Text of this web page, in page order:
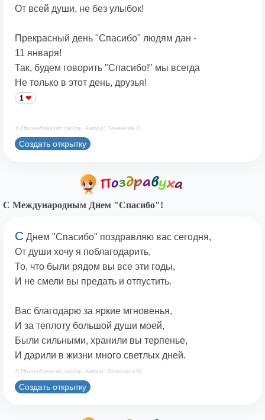
От всей души, не без улыбок!
Прекрасный день "Спасибо" людям дан -
11 января!
Так, будем говорить "Спасибо!" мы всегда
Не только в этот день, друзья!
1
© Принадлежит сайту. Автор: Печенова В.
Создать открытку
С Международным Днем "Спасибо"!
С Днем "Спасибо" поздравляю вас сегодня,
От души хочу я поблагодарить,
То, что были рядом вы все эти годы,
И не смели вы предать и отпустить.
Вас благодарю за яркие мгновенья,
И за теплоту большой души моей,
Были сильными, хранили вы терпенье,
И дарили в жизни много светлых дней.
© Принадлежит сайту. Автор: Берсанов М.
Создать открытку